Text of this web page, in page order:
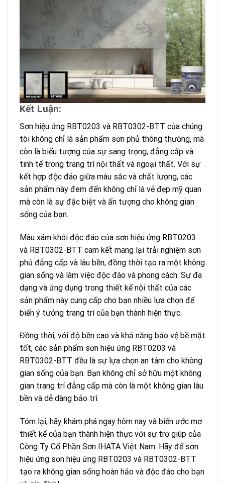
Kết Luận:
Sơn hiệu ứng RBT0203 và RBT0302-BTT của chúng
tôi không chỉ là sản phẩm sơn phủ thông thường, mà
còn là biểu tượng của sự sang trọng, đẳng cấp và
tinh tế trong trang trí nội thất và ngoại thất. Với sự
kết hợp độc đáo giữa màu sắc và chất lượng, các
sản phẩm này đem đến không chỉ là vẻ đẹp mỹ quan
mà còn là sự đặc biệt và ấn tượng cho không gian
sống của bạn.
Màu xám khói độc đáo của sơn hiệu ứng RBT0203
và RBT0302-BTT cam kết mang lại trải nghiệm sơn
phủ đẳng cấp và lâu bền, đồng thời tạo ra một không
gian sống và làm việc độc đáo và phong cách. Sự đa
dạng và ứng dụng trong thiết kế nội thất của các
sản phẩm này cung cấp cho bạn nhiều lựa chọn để
biến ý tưởng trang trí của bạn thành hiện thực.
Đồng thời, với độ bền cao và khả năng bảo vệ bề mặt
tốt, các sản phẩm sơn hiệu ứng RBT0203 và
RBT0302-BTT đều là sự lựa chọn an tâm cho không
gian sống của bạn. Bạn không chỉ sở hữu một không
gian trang trí đẳng cấp mà còn là một không gian lâu
bền và dễ dàng bảo trì.
Tóm lại, hãy khám phá ngay hôm nay và biến ước mơ
thiết kế của bạn thành hiện thực với sự trợ giúp của
Công Ty Cổ Phần Sơn IHATA Việt Nam. Hãy để sơn
hiệu ứng sơn hiệu ứng RBT0203 và RBT0302-BTT
tạo ra không gian sống hoàn hảo và độc đáo cho bạn